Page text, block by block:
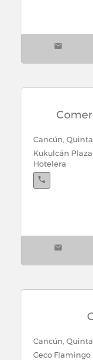
Cancún,
Kukulcán
Hotelera
Cancún,
Ceco Flamingo